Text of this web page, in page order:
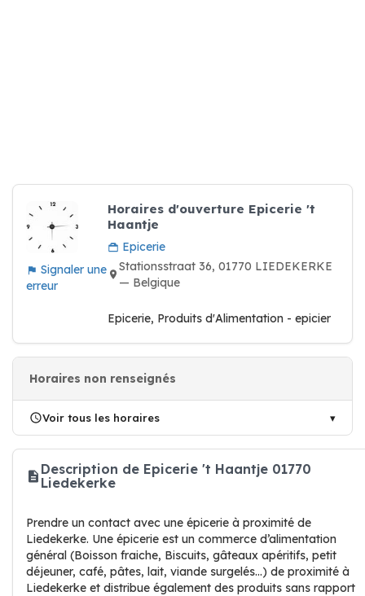
Signaler une
erreur
Horaires d'ouverture Epicerie 't
Haantje
Epicerie
Stationsstraat 36, 01770 LIEDEKERKE
— Belgique
Epicerie, Produits d'Alimentation - epicier
Horaires non renseignés
Voir tous les horaires
Description de Epicerie 't Haantje 01770
Liedekerke
Prendre un contact avec une épicerie à proximité de
Liedekerke. Une épicerie est un commerce d’alimentation
général (Boisson fraiche, Biscuits, gâteaux apéritifs, petit
déjeuner, café, pâtes, lait, viande surgelés…) de proximité à
Liedekerke et distribue également des produits sans rapport